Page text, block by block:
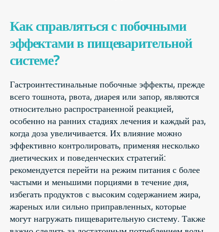
Как справляться с побочными
эффектами в пищеварительной
системе?
Гастроинтестинальные побочные эффекты, прежде
всего тошнота, рвота, диарея или запор, являются
относительно распространенной реакцией,
особенно на ранних стадиях лечения и каждый раз,
когда доза увеличивается. Их влияние можно
эффективно контролировать, применяя несколько
диетических и поведенческих стратегий:
рекомендуется перейти на режим питания с более
частыми и меньшими порциями в течение дня,
избегать продуктов с высоким содержанием жира,
жареных или сильно приправленных, которые
могут нагружать пищеварительную систему. Также